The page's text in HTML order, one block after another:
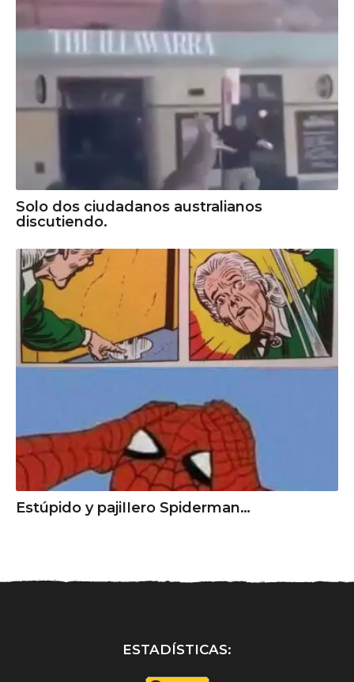
Solo dos ciudadanos australianos
discutiendo.
Estúpido y pаjiIIero Spiderman…
ESTADÍSTICAS: